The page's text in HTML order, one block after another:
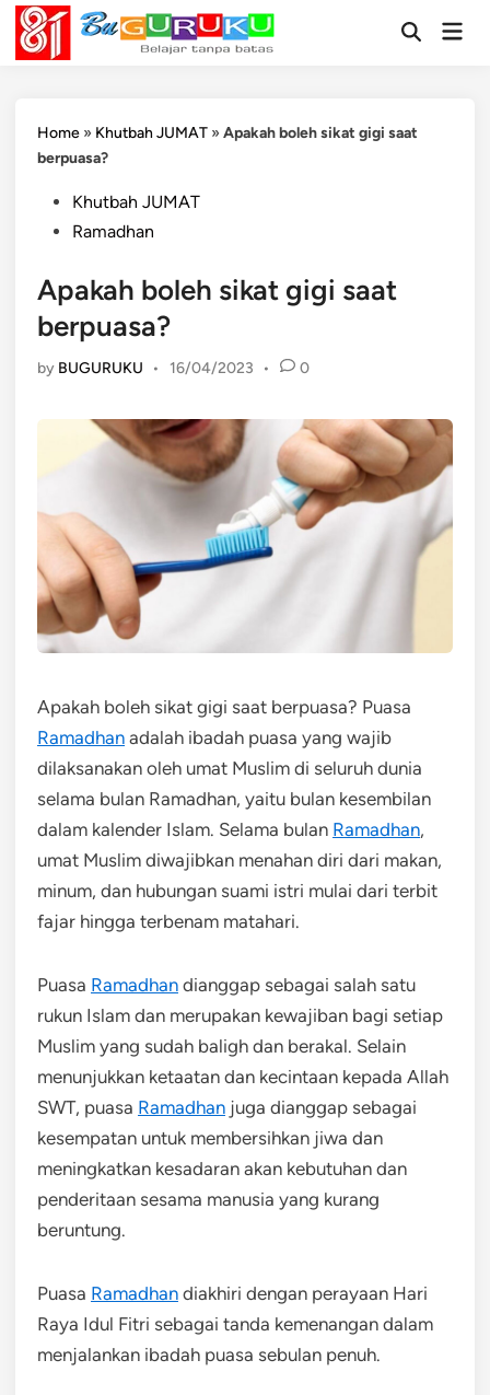
Skip
content
OpenMain
Home » Khutbah JUMAT »Apakah boleh sikat gigi saat
berpuasa?
PostedKhutbah JUMAT
Ramadhan
Apakah boleh sikat gigi saat
berpuasa?
by BUGURUKU • 16/04/2023 • 0
Apakah boleh sikat gigi saat berpuasa? Puasa
Ramadhan adalah ibadah puasa yang wajib
dilaksanakan oleh umat Muslim di seluruh dunia
selama bulan Ramadhan, yaitu bulan kesembilan
dalam kalender Islam. Selama bulan Ramadhan,
umat Muslim diwajibkan menahan diri dari makan,
minum, dan hubungan suami istri mulai dari terbit
fajar hingga terbenam matahari.
Puasa Ramadhan dianggap sebagai salah satu
rukun Islam dan merupakan kewajiban bagi setiap
Muslim yang sudah baligh dan berakal. Selain
menunjukkan ketaatan dan kecintaan kepada Allah
SWT, puasa Ramadhan juga dianggap sebagai
kesempatan untuk membersihkan jiwa dan
meningkatkan kesadaran akan kebutuhan dan
penderitaan sesama manusia yang kurang
beruntung.
Puasa Ramadhan diakhiri dengan perayaan Hari
Raya Idul Fitri sebagai tanda kemenangan dalam
menjalankan ibadah puasa sebulan penuh.